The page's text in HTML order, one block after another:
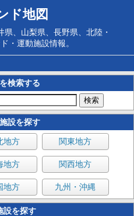
ド地図
、山梨県、長野県、北陸・
・運動施設情報。
検索する
設を探す
地方 関東地方
地方 関西地方
地方 九州・沖縄
設を探す